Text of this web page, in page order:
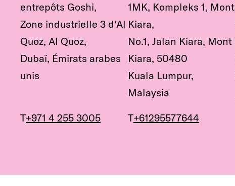
entrepôts Goshi,
Zone industrielle 3 d'Al
Quoz, Al Quoz,
Dubaï, Émirats arabes
unis
T+971 4 255 3005
1MK, Kompleks 1, Mont
Kiara,
No.1, Jalan Kiara, Mont
Kiara, 50480
Kuala Lumpur,
Malaysia
T+61295577644